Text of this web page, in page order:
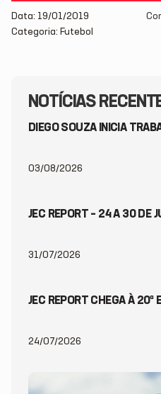
NOTÍCIAS
DIEGO SOUZA INICIA
03/08/2026
JEC REPORT – 24 A 30 DE
31/07/2026
JEC REPORT CHEGA À 20ª
24/07/2026
Data: 19/01/2019
Categoria: Futebol